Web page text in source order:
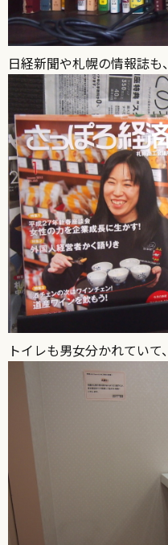
日経新聞や札幌の情報誌も
トイレも男女分かれていて